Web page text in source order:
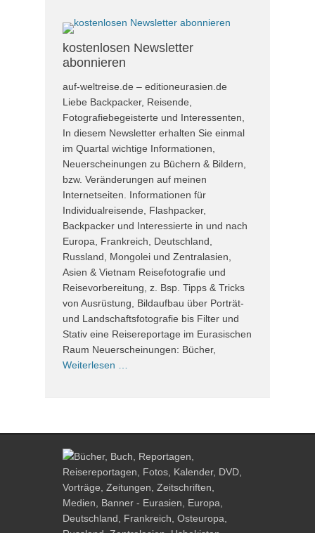
kostenlosen Newsletter
abonnieren
auf-weltreise.de – editioneurasien.de
Liebe Backpacker, Reisende,
Fotografiebegeisterte und Interessenten,
In diesem Newsletter erhalten Sie einmal
im Quartal wichtige Informationen,
Neuerscheinungen zu Büchern & Bildern,
bzw. Veränderungen auf meinen
Internetseiten. Informationen für
Individualreisende, Flashpacker,
Backpacker und Interessierte in und nach
Europa, Frankreich, Deutschland,
Russland, Mongolei und Zentralasien,
Asien & Vietnam Reisefotografie und
Reisevorbereitung, z. Bsp. Tipps & Tricks
von Ausrüstung, Bildaufbau über Porträt-
und Landschaftsfotografie bis Filter und
Stativ eine Reisereportage im Eurasischen
Raum Neuerscheinungen: Bücher,
Weiterlesen …